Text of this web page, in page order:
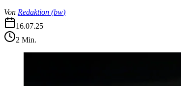
Von Redaktion (bw)
16.07.25
2 Min.